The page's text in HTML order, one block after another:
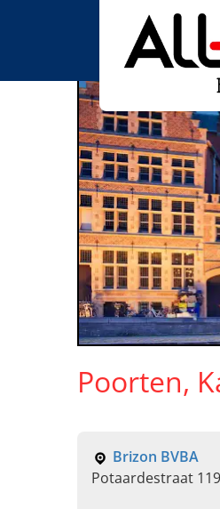
Poorten,
Brizon BVBA
Potaardestraat